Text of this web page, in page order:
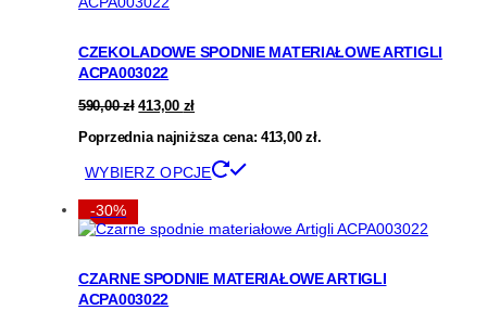
CZEKOLADOWE SPODNIE MATERIAŁOWE ARTIGLI
ACPA003022
590,00zł Pierwotna
wynosiła:
413,00 złAktualna
wynosi:
Poprzednia najniższa cena: 413,00zł.
WYBIERZ OPCJE
wiele
można
-30%
CZARNE SPODNIE MATERIAŁOWE ARTIGLI
ACPA003022